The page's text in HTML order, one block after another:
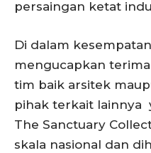
persaingan ketat
Di dalam
mengucapkan
tim baik arsitek
pihak terkait lainnya
The Sanctuary
skala nasional dan